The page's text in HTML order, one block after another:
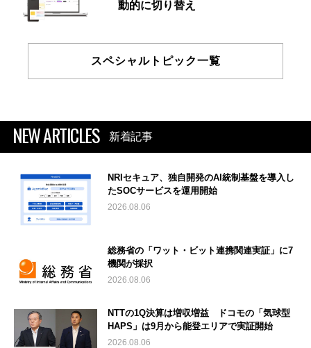
動的に切り替え
スペシャルトピック一覧
NEW ARTICLES 新着記事
NRIセキュア、独自開発のAI統制基盤を導入し
たSOCサービスを運用開始
2026.08.06
総務省の「ワット・ビット連携関連実証」に7
機関が採択
2026.08.06
NTTの1Q決算は増収増益 ドコモの「気球型
HAPS」は9月から能登エリアで実証開始
2026.08.06